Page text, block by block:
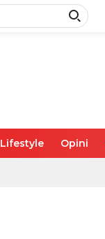
Lifestyle Opini